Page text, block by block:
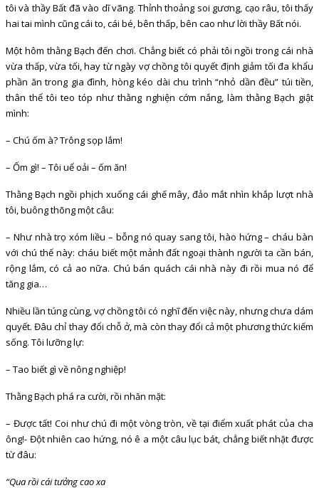
tôi và thầy Bất đã vào dĩ vãng. Thỉnh thoảng soi gương, cạo râu, tôi thấy
hai tai mình cũng cái to, cái bé, bên thấp, bên cao như lời thầy Bất nói.
Một hôm thằng Bạch đến chơi. Chẳng biết có phải tôi ngồi trong cái nhà
vừa thấp, vừa tối, hay từ ngày vợ chồng tôi quyết định giảm tối đa khẩu
phần ăn trong gia đình, hòng kéo dài chu trình “nhỏ dần đều” túi tiền,
thân thể tôi teo tóp như thằng nghiện cớm nắng, làm thằng Bạch giật
mình:
– Chú ốm à? Trông sọp lắm!
– Ốm gì! – Tôi uể oải – ốm ăn!
Thằng Bạch ngồi phịch xuống cái ghế mây, đảo mắt nhìn khắp lượt nhà
tôi, buông thõng một câu:
– Như nhà trọ xóm liều – bỗng nó quay sang tôi, hào hứng – cháu bàn
với chú thế này: cháu biết một mảnh đất ngoại thành người ta cần bán,
rộng lắm, có cả ao nữa. Chú bán quách cái nhà này đi rồi mua nó để
tăng gia…
Nhiều lần túng cùng, vợ chồng tôi có nghĩ đến việc này, nhưng chưa dám
quyết. Đâu chỉ thay đổi chỗ ở, mà còn thay đổi cả một phương thức kiếm
sống. Tôi lưỡng lự:
– Tao biết gì về nông nghiệp!
Thằng Bạch phá ra cười, rồi nhăn mặt:
– Được tất! Coi như chú đi một vòng tròn, về tại điểm xuất phát của cha
ông!- Đột nhiên cao hứng, nó ê a một câu lục bát, chẳng biết nhặt được
từ đâu:
“Qua rồi cái tưởng cao xa